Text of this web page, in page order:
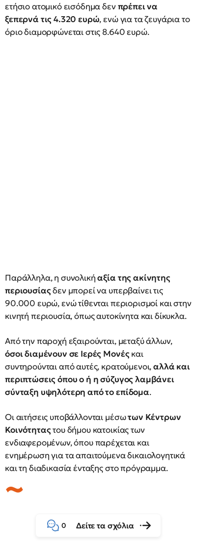
ετήσιο ατομικό εισόδημα δενπρέπει να
ξεπερνά τις 4.320 ευρώ, ενώ για τα ζευγάρια το
όριο διαμορφώνεται στις 8.640 ευρώ.
Παράλληλα, η συνολικήαξία της ακίνητης
περιουσίαςδεν μπορεί να υπερβαίνει τις
90.000 ευρώ, ενώ τίθενται περιορισμοί και στην
κινητή περιουσία, όπως αυτοκίνητα και δίκυκλα.
Από την παροχή εξαιρούνται, μεταξύ άλλων,
όσοι διαμένουν σε Ιερές Μονέςκαι
συντηρούνται από αυτές, κρατούμενοι,αλλά και
περιπτώσεις όπου ο ή η σύζυγος λαμβάνει
σύνταξη υψηλότερη από το επίδομα.
Οι αιτήσεις υποβάλλονται μέσωτων Κέντρων
Κοινότηταςτου δήμου κατοικίας των
ενδιαφερομένων, όπου παρέχεται και
ενημέρωση για τα απαιτούμενα δικαιολογητικά
και τη διαδικασία ένταξης στο πρόγραμμα.
0 Δείτε τα σχόλια